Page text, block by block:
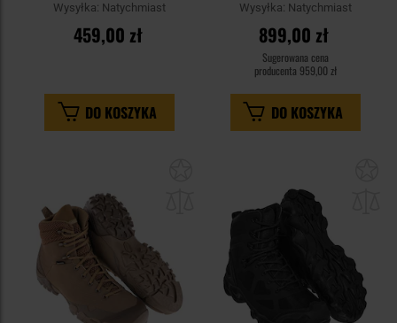
Wysyłka: Natychmiast
459,00 zł
DO KOSZYKA
Wysyłka: Natychmiast
899,00 zł
Sugerowana cena
producenta 959,00 zł
DO KOSZYKA
schowka